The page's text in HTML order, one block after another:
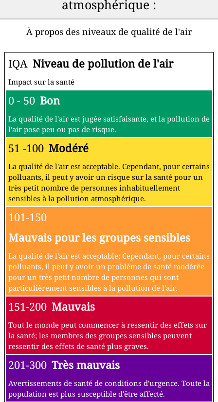
atmosphérique :
À propos des niveaux de qualité de l'air
IQA Niveau de pollution de l'air
Impact sur la santé
0 - 50 Bon
La qualité de l'air est jugée satisfaisante, et la pollution de
l'air pose peu ou pas de risque.
51 -100 Modéré
La qualité de l'air est acceptable. Cependant, pour certains
polluants, il peut y avoir un risque sur la santé pour un
très petit nombre de personnes inhabituellement
sensibles à la pollution atmosphérique.
101-150
Mauvais pour les groupes sensibles
La qualité de l'air est acceptable; Cependant, pour certains
polluants, il peut y avoir un problème de santé modérée
pour un très petit nombre de personnes qui sont
particulièrement sensibles à la pollution de l'air.
151-200 Mauvais
Tout le monde peut commencer à ressentir des effets sur
la santé; les membres des groupes sensibles peuvent
ressentir des effets de santé plus graves.
201-300 Très mauvais
Avertissements de santé de conditions d'urgence. Toute la
population est plus susceptible d'être affecté.